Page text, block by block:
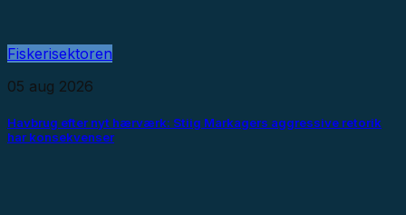
Fiskerisektoren
05 aug 2026
Havbrug efter nyt hærværk: Stiig Markagers aggressive retorik
har konsekvenser